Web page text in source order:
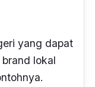
yang dapat
lokal